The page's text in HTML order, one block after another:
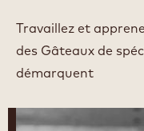
Travaillez et
des Gâteaux de
démarquent
Christophe